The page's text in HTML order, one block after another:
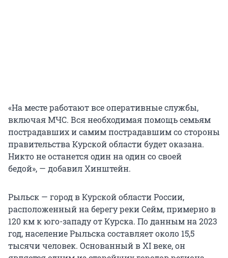
«На месте работают все оперативные службы,
включая МЧС. Вся необходимая помощь семьям
пострадавших и самим пострадавшим со стороны
правительства Курской области будет оказана.
Никто не останется один на один со своей
бедой», — добавил Хинштейн.
Рыльск — город в Курской области России,
расположенный на берегу реки Сейм, примерно в
120 км к юго-западу от Курска. По данным на 2023
год, население Рыльска составляет около 15,5
тысячи человек. Основанный в XI веке, он